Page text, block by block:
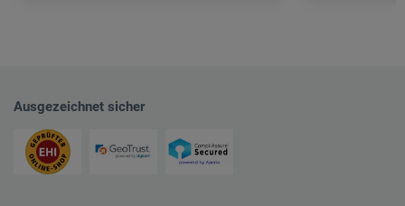
Ausgezeichnet sicher